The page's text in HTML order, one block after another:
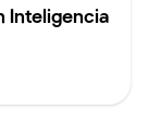
Inteligencia